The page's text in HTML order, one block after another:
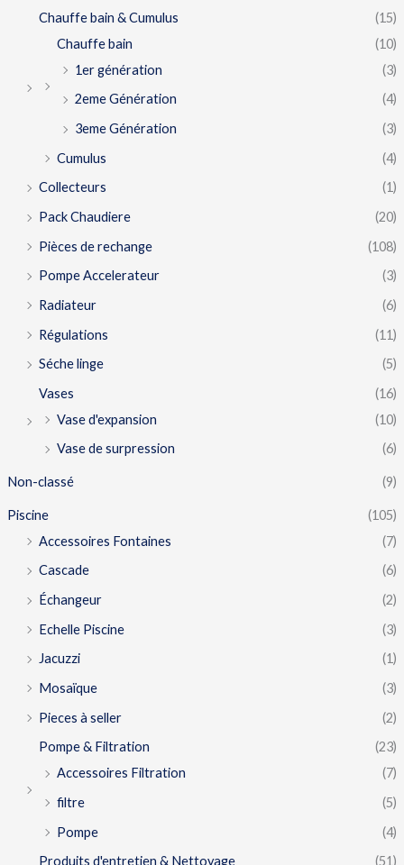
Chauffe bain & Cumulus
(15)
Chauffe bain
(10)
1er génération
(3)
2eme Génération
(4)
3eme Génération
(3)
Cumulus
(4)
Collecteurs
(1)
Pack Chaudiere
(20)
Pièces de rechange
(108)
Pompe Accelerateur
(3)
Radiateur
(6)
Régulations
(11)
Séche linge
(5)
Vases
(16)
Vase d'expansion
(10)
Vase de surpression
(6)
Non-classé (9)
Piscine
(105)
Accessoires Fontaines
(7)
Cascade
(6)
Échangeur
(2)
Echelle Piscine
(3)
Jacuzzi
(1)
Mosaïque
(3)
Pieces à seller
(2)
Pompe & Filtration
(23)
Accessoires Filtration
(7)
filtre
(5)
Pompe
(4)
Produits d'entretien & Nettoyage
(51)